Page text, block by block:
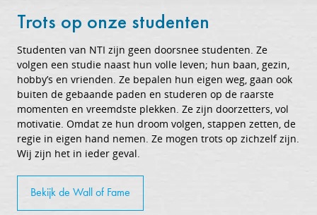
Trots op onze studenten
Studenten van NTI zijn geen doorsnee studenten. Ze
volgen een studie naast hun volle leven; hun baan, gezin,
hobby’s en vrienden. Ze bepalen hun eigen weg, gaan ook
buiten de gebaande paden en studeren op de raarste
momenten en vreemdste plekken. Ze zijn doorzetters, vol
motivatie. Omdat ze hun droom volgen, stappen zetten, de
regie in eigen hand nemen. Ze mogen trots op zichzelf zijn.
Wij zijn het in ieder geval.
Bekijk de Wall of Fame